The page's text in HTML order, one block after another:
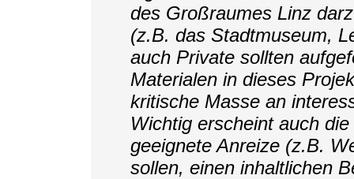
des Großraumes Linz
(z.B. das Stadtmuseum,
auch Private sollten
Materialen in dieses
kritische Masse an
Wichtig erscheint auch
geeignete Anreize (z.B.
sollen, einen inhaltlichen